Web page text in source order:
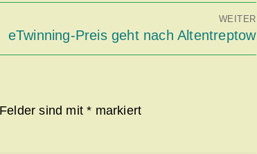
WEITER
Nächster
eTwinning-Preis geht nach Altentreptow
sind mit* markiert